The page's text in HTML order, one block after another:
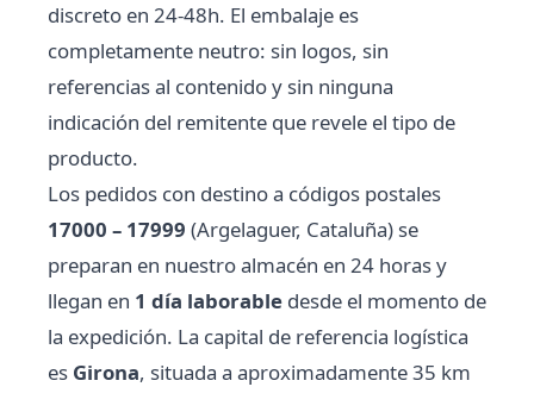
discreto en 24-48h. El embalaje es
completamente neutro: sin logos, sin
referencias al contenido y sin ninguna
indicación del remitente que revele el tipo de
producto.
Los pedidos con destino a códigos postales
17000 – 17999 (Argelaguer, Cataluña) se
preparan en nuestro almacén en 24 horas y
llegan en 1 día laborable desde el momento de
la expedición. La capital de referencia logística
es Girona, situada a aproximadamente 35 km